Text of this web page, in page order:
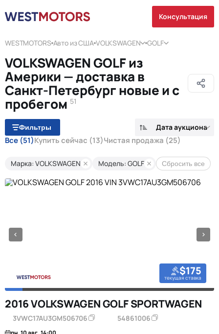
Консультация
WESTMOTORS Авто из США VOLKSWAGEN GOLF
VOLKSWAGEN GOLF из
Америки — доставка в
Санкт-Петербург новые и с
пробегом 51
Фильтры Дата аукциона
Все (51)Купить сейчас (13)Чистая продажа (25)
Марка: VOLKSWAGEN Модель: GOLF Сбросить все
$175
текущая ставка
2016 VOLKSWAGEN GOLF SPORTWAGEN
3VWC17AU3GM506706 54861006